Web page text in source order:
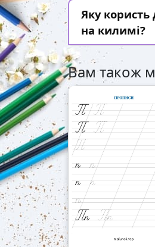
Яку
на килимі?
Вам також